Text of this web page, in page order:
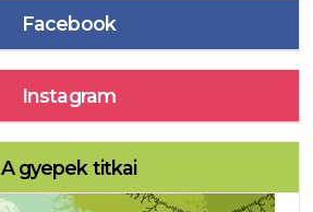
Facebook
Instagram
A gyepek titkai